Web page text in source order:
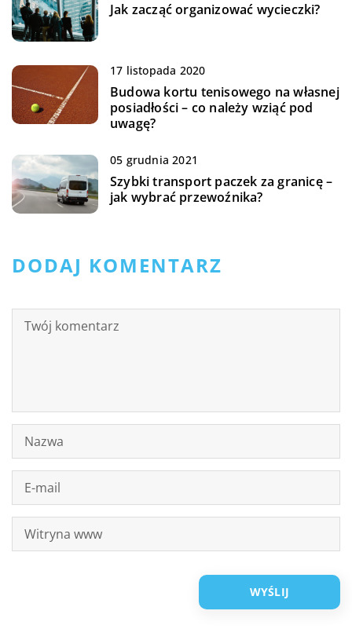
Jak zacząć organizować wycieczki?
17 listopada 2020
Budowa kortu tenisowego na własnej
posiadłości – co należy wziąć pod
uwagę?
05 grudnia 2021
Szybki transport paczek za granicę –
jak wybrać przewoźnika?
DODAJ KOMENTARZ